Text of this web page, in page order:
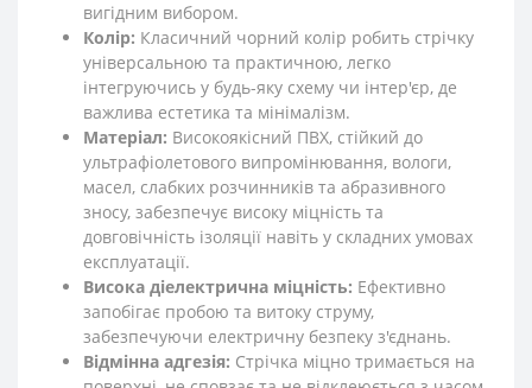
вигідним вибором.
Колір: Класичний чорний колір робить стрічку
універсальною та практичною, легко
інтегруючись у будь-яку схему чи інтер'єр, де
важлива естетика та мінімалізм.
Матеріал: Високоякісний ПВХ, стійкий до
ультрафіолетового випромінювання, вологи,
масел, слабких розчинників та абразивного
зносу, забезпечує високу міцність та
довговічність ізоляції навіть у складних умовах
експлуатації.
Висока діелектрична міцність: Ефективно
запобігає пробою та витоку струму,
забезпечуючи електричну безпеку з'єднань.
Відмінна адгезія: Стрічка міцно тримається на